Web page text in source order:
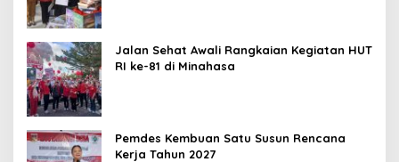
Jalan Sehat Awali Rangkaian Kegiatan HUT
RI ke-81 di Minahasa
Pemdes Kembuan Satu Susun Rencana
Kerja Tahun 2027